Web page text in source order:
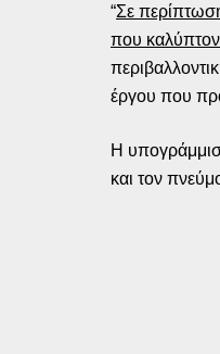
“Σε
που
έργου που
Η
και τον